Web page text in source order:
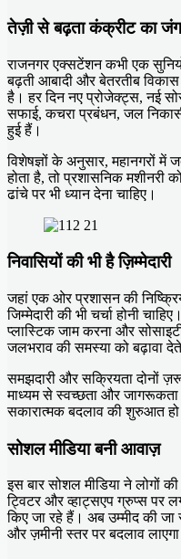
तेज़ी से बढ़ता कंक्रीट का
राजनगर एक्सटेंशन कभी एक
बढ़ती आबादी और बेतरतीब
है। हर दिन नए प्रोजेक्ट्स, नई
सफाई, कचरा प्रबंधन, जल
हुई हैं।
विशेषज्ञों के अनुसार, महानगरों
होता है, तो प्रशासनिक मशीनरी
ढांचे पर भी ध्यान देना चाहिए।
निवासियों की भी है ज़िम्मेदारी
जहां एक ओर प्रशासन की
जिम्मेदारी की भी चर्चा होनी
प्लास्टिक जाम करना और
जलभराव की समस्या को बढ़ावा
समझदारी और सक्रियता दोनों
माध्यम से स्वच्छता और जागरूकता
सकारात्मक बदलाव की शुरुआत
सोशल मीडिया बनी आवाज़
इस बार सोशल मीडिया ने लोगों
ट्विटर और व्हाट्सएप ग्रुप्स पर
किए जा रहे हैं। अब उम्मीद की जा
और ज़मीनी स्तर पर बदलाव